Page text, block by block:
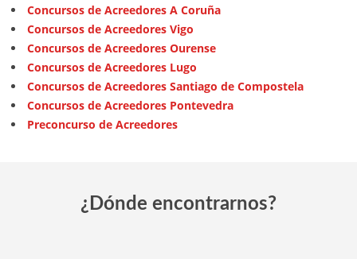
Concursos de Acreedores A Coruña
Concursos de Acreedores Vigo
Concursos de Acreedores Ourense
Concursos de Acreedores Lugo
Concursos de Acreedores Santiago de Compostela
Concursos de Acreedores Pontevedra
Preconcurso de Acreedores
¿Dónde encontrarnos?